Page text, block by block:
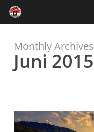
main
content
Monthly Archives
Juni 2015